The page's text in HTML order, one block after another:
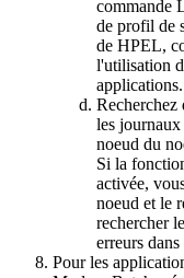
commande
de profil de
de HPEL,
l'utilisation
applications.
Recherchez
les
noeud du
Si la
activée,
noeud et le
rechercher
erreurs
Pour les